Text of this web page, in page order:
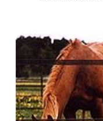
betyd...